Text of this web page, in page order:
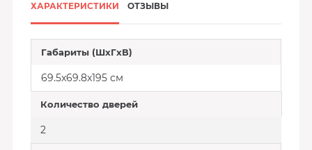
ХАРАКТЕРИСТИКИ ОТЗЫВЫ
Габариты (ШxГxВ)
69.5x69.8x195 см
Количество дверей
2